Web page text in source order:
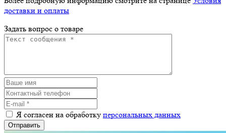
доставки и оплаты
Задать вопрос о товаре
Я согласен на обработку персональных данных
Отправить